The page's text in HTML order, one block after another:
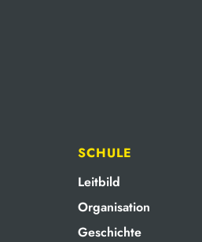
SCHULE
Leitbild
Organisation
Geschichte